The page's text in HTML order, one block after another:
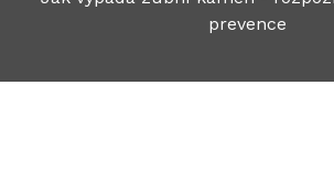
prevence